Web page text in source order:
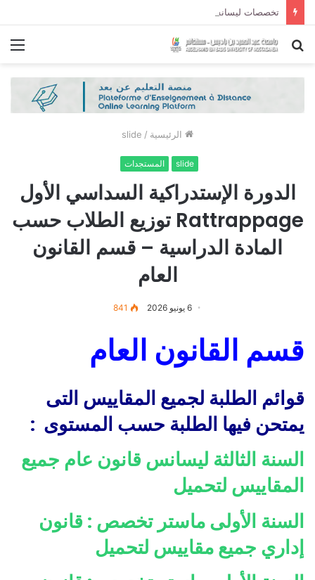
بحث
الرئيسية /
slide
slide المستجدات
الدورة الإستدراكية السداسي الأول
Rattrappage توزيع الطلاب حسب
المادة الدراسية – قسم القانون
العام
6 يونيو 2026 841
قسم القانون العام
قوائم الطلبة لجميع المقاييس التى
يمتحن فيها الطلبة حسب المستوى :
السنة الثالثة ليسانس قانون عام جميع
المقاييس لتحميل
السنة الأولى ماستر تخصص : قانون
إداري جميع مقاييس لتحميل